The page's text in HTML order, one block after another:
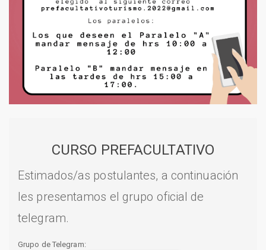
CURSO PREFACULTATIVO
Estimados/as postulantes, a continuación
les presentamos el grupo oficial de
telegram.
Grupo de Telegram: